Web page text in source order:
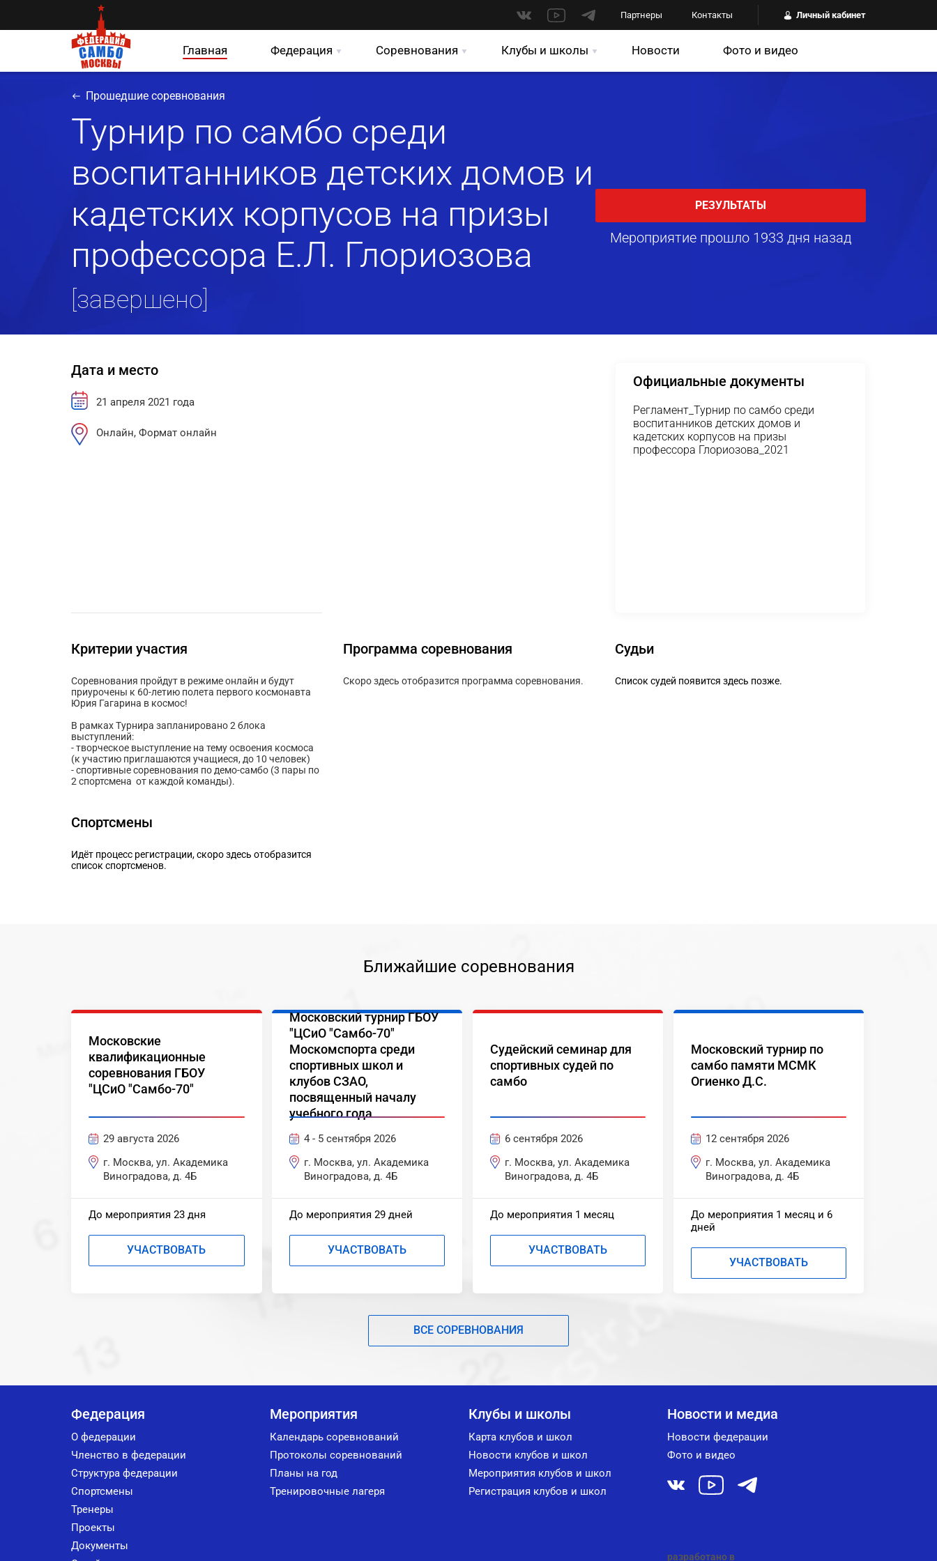
Партнеры Контакты Личный кабинет
Главная Федерация Соревнования Клубы и школы Новости Фото и видео
Прошедшие соревнования
Турнир по самбо среди
воспитанников детских домов и
кадетских корпусов на призы
профессора Е.Л. Глориозова
[завершено]
РЕЗУЛЬТАТЫ
Мероприятие прошло 1933 дня назад
Дата и место
21 апреля 2021 года
Онлайн, Формат онлайн
Официальные документы
Регламент_Турнир по самбо среди
воспитанников детских домов и
кадетских корпусов на призы
профессора Глориозова_2021
Критерии участия
Соревнования пройдут в режиме онлайн и будут
приурочены к 60-летию полета первого космонавта
Юрия Гагарина в космос!
В рамках Турнира запланировано 2 блока
выступлений:
- творческое выступление на тему освоения космоса
(к участию приглашаются учащиеся, до 10 человек)
- спортивные соревнования по демо-самбо (3 пары по
2 спортсмена от каждой команды).
Программа соревнования
Скоро здесь отобразится программа соревнования.
Судьи
Список судей появится здесь позже.
Спортсмены
Идёт процесс регистрации, скоро здесь отобразится
список спортсменов.
Ближайшие соревнования
Московские
квалификационные
соревнования ГБОУ
"ЦСиО "Самбо-70"
29 августа 2026
г. Москва, ул. Академика
Виноградова, д. 4Б
До мероприятия 23 дня
УЧАСТВОВАТЬ
Московский турнир ГБОУ
"ЦСиО "Самбо-70"
Москомспорта среди
спортивных школ и
клубов СЗАО,
посвященный началу
учебного года
4 - 5 сентября 2026
г. Москва, ул. Академика
Виноградова, д. 4Б
До мероприятия 29 дней
УЧАСТВОВАТЬ
Судейский семинар для
спортивных судей по
самбо
6 сентября 2026
г. Москва, ул. Академика
Виноградова, д. 4Б
До мероприятия 1 месяц
УЧАСТВОВАТЬ
Московский турнир по
самбо памяти МСМК
Огиенко Д.С.
12 сентября 2026
г. Москва, ул. Академика
Виноградова, д. 4Б
До мероприятия 1 месяц и 6
дней
УЧАСТВОВАТЬ
ВСЕ СОРЕВНОВАНИЯ
Федерация
О федерации
Членство в федерации
Структура федерации
Спортсмены
Тренеры
Проекты
Документы
Мероприятия
Календарь соревнований
Протоколы соревнований
Планы на год
Тренировочные лагеря
Клубы и школы
Карта клубов и школ
Новости клубов и школ
Мероприятия клубов и школ
Регистрация клубов и школ
Новости и медиа
Новости федерации
Фото и видео
разработано в